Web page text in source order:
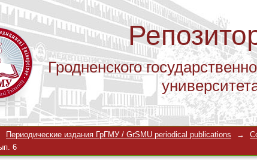
Гродненского
6
Периодические издания ГрГМУ / GrSMU periodical publications →
6